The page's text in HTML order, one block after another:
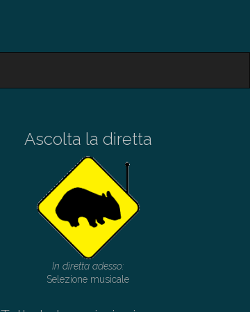
Ascolta la diretta
In diretta adesso:
Selezione musicale